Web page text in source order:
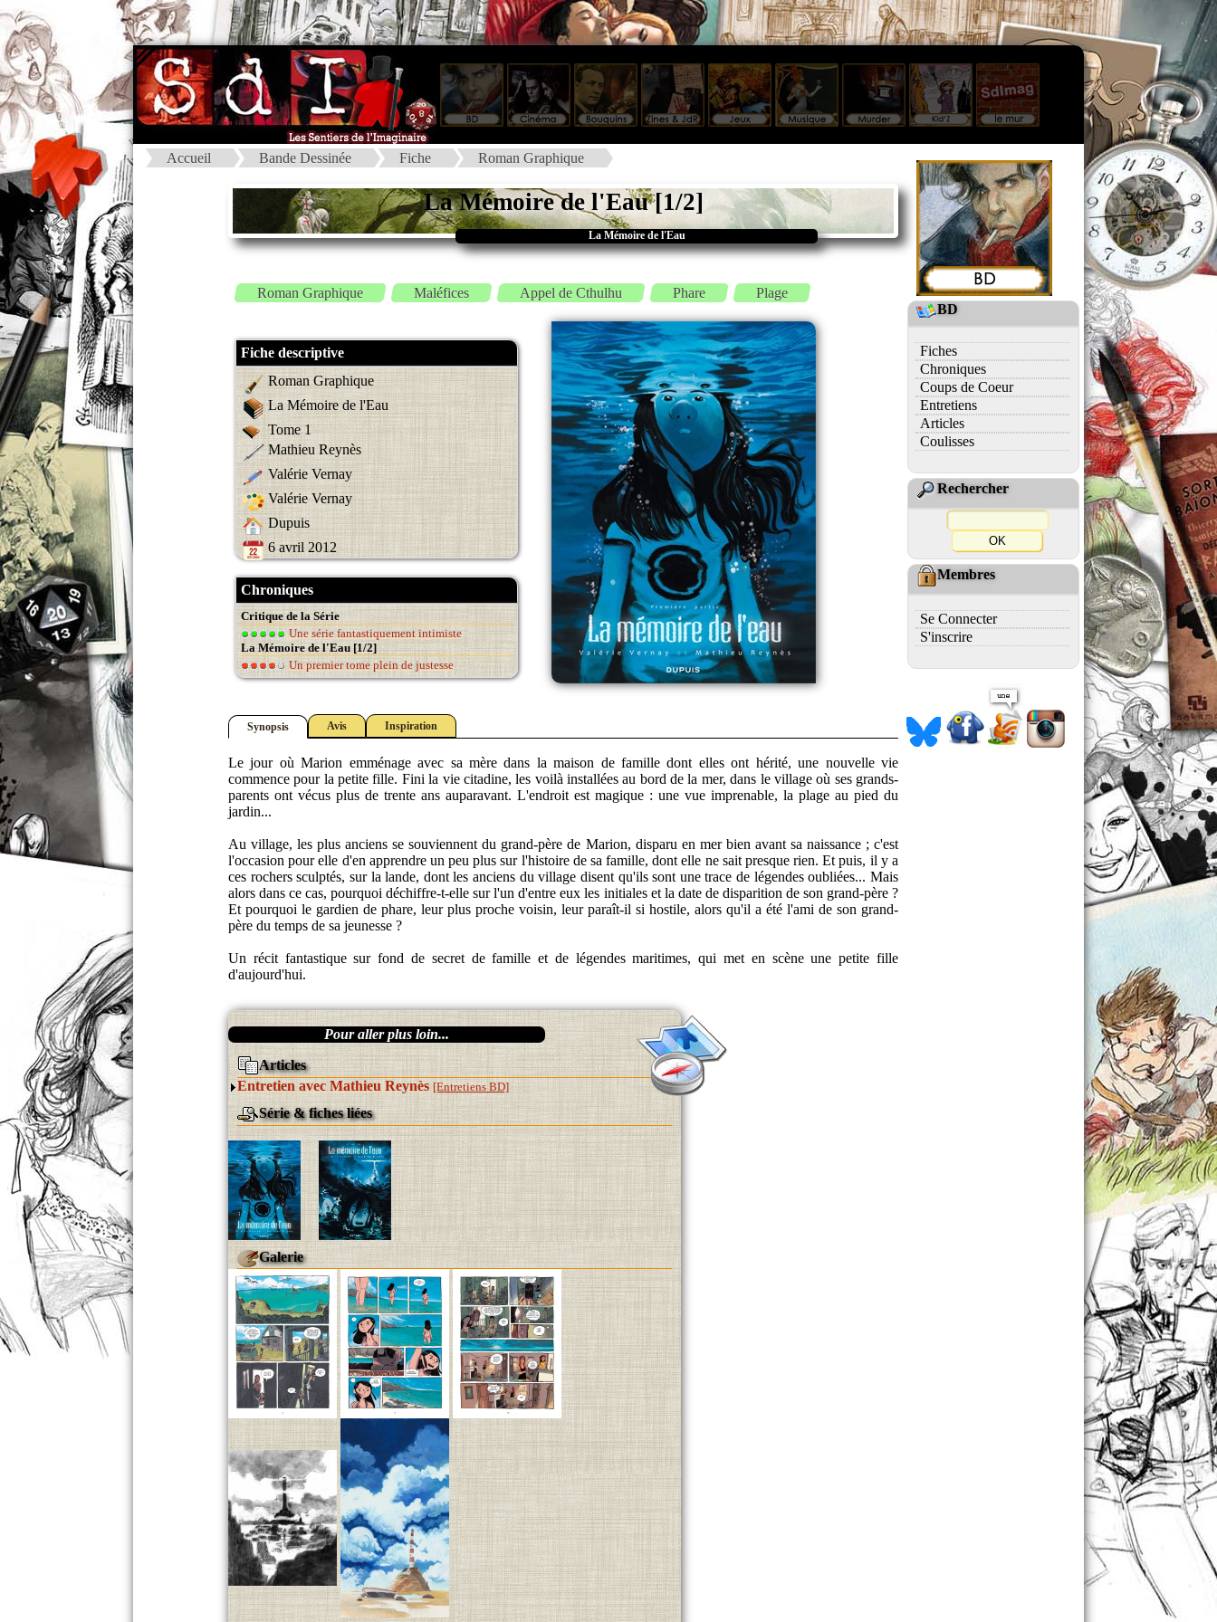
Accueil Bande Dessinée Fiche Roman Graphique
La Mémoire de l'Eau [1/2]
La Mémoire de l'Eau
Roman Graphique Maléfices Appel de Cthulhu Phare Plage
Fiche descriptive
Roman Graphique
La Mémoire de l'Eau
Tome 1
Mathieu Reynès
Valérie Vernay
Valérie Vernay
Dupuis
6 avril 2012
Chroniques
Critique de la Série
Une série fantastiquement intimiste
La Mémoire de l'Eau [1/2]
Un premier tome plein de justesse
Synopsis Avis Inspiration
Le jour où Marion emménage avec sa mère dans la maison de famille dont elles ont hérité, une nouvelle vie
commence pour la petite fille. Fini la vie citadine, les voilà installées au bord de la mer, dans le village où ses grands-
parents ont vécus plus de trente ans auparavant. L'endroit est magique : une vue imprenable, la plage au pied du
jardin...
Au village, les plus anciens se souviennent du grand-père de Marion, disparu en mer bien avant sa naissance ; c'est
l'occasion pour elle d'en apprendre un peu plus sur l'histoire de sa famille, dont elle ne sait presque rien. Et puis, il y a
ces rochers sculptés, sur la lande, dont les anciens du village disent qu'ils sont une trace de légendes oubliées... Mais
alors dans ce cas, pourquoi déchiffre-t-elle sur l'un d'entre eux les initiales et la date de disparition de son grand-père ?
Et pourquoi le gardien de phare, leur plus proche voisin, leur paraît-il si hostile, alors qu'il a été l'ami de son grand-
père du temps de sa jeunesse ?
Un récit fantastique sur fond de secret de famille et de légendes maritimes, qui met en scène une petite fille
d'aujourd'hui.
Pour aller plus loin...
Articles
Entretien avec Mathieu Reynès [Entretiens BD]
Série & fiches liées
Galerie
BD
Fiches
Chroniques
Coups de Coeur
Entretiens
Articles
Coulisses
Rechercher
Membres
Se Connecter
S'inscrire